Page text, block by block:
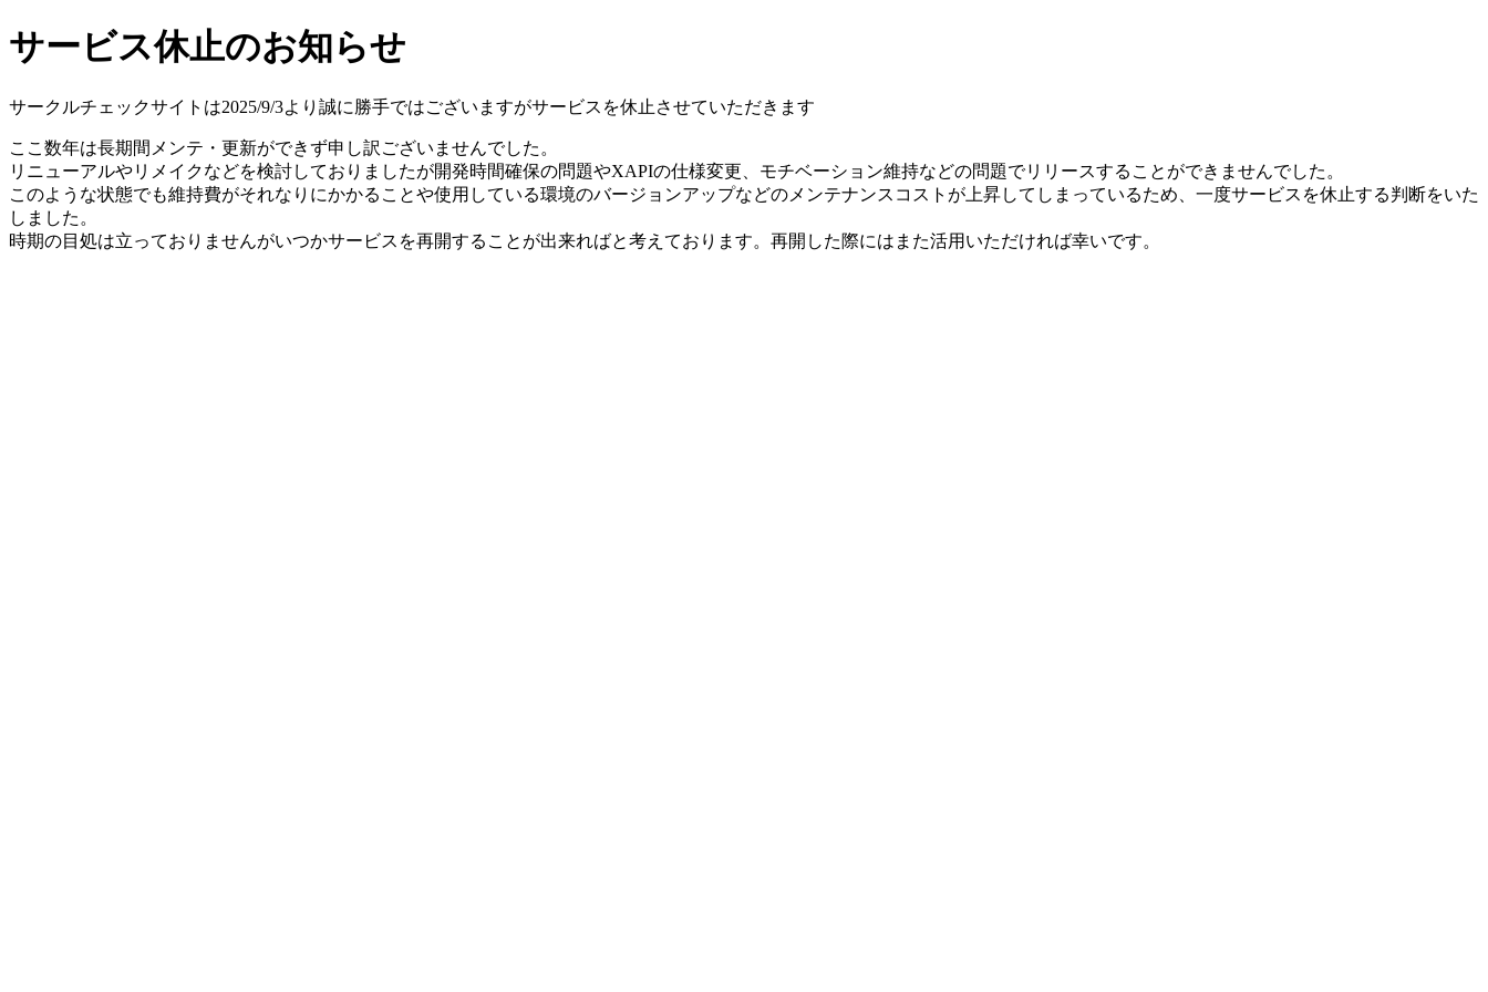
サービス休止のお知らせ
サークルチェックサイトは2025/9/3より誠に勝手ではございますがサービスを休止させていただきます
ここ数年は長期間メンテ・更新ができず申し訳ございませんでした。
リニューアルやリメイクなどを検討しておりましたが開発時間確保の問題やXAPIの仕様変更、モチベーション維持などの問題でリリースすることができませんでした。
このような状態でも維持費がそれなりにかかることや使用している環境のバージョンアップなどのメンテナンスコストが上昇してしまっているため、一度サービスを休止する判断をいた
しました。
時期の目処は立っておりませんがいつかサービスを再開することが出来ればと考えております。再開した際にはまた活用いただければ幸いです。